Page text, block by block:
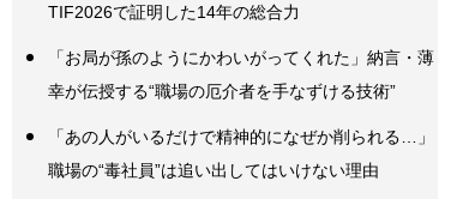
TIF2026で証明した14年の総合力
「お局が孫のようにかわいがってくれた」納言・薄
幸が伝授する“職場の厄介者を手なずける技術”
「あの人がいるだけで精神的になぜか削られる…」
職場の“毒社員”は追い出してはいけない理由